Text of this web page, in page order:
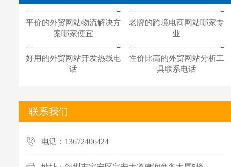
平价的外贸网站物流解决方
案哪家便宜
老牌的跨境电商网站哪家专
业
好用的外贸网站开发热线电
话
性价比高的外贸网站分析工
具联系电话
联系我们
电话：13672406424